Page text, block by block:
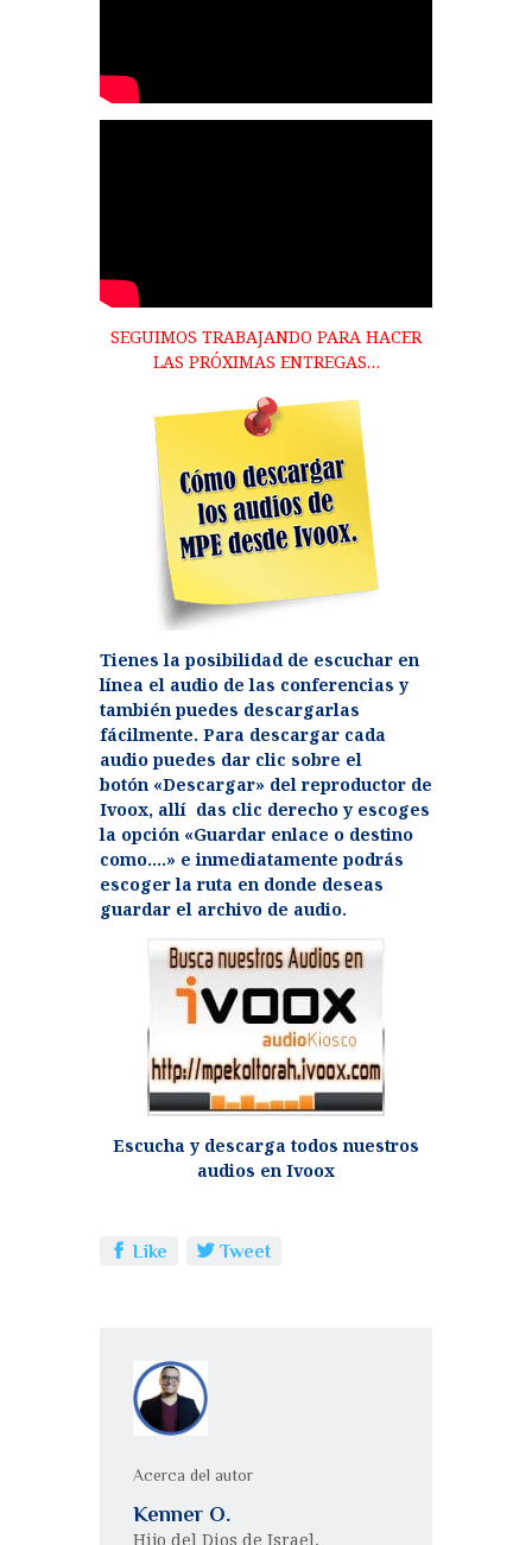
SEGUIMOS TRABAJANDO PARA HACER
LAS PRÓXIMAS ENTREGAS…
Tienes la posibilidad de escuchar en
línea el audio de las conferencias y
también puedes descargarlas
fácilmente. Para descargar cada
audio puedes dar clic sobre el
botón «Descargar» del reproductor de
Ivoox, allí das clic derecho y escoges
la opción «Guardar enlace o destino
como….» e inmediatamente podrás
escoger la ruta en donde deseas
guardar el archivo de audio.
Escucha y descarga todos nuestros
audios en Ivoox
Like Tweet
Acerca del autor
Kenner O.
Hijo del Dios de Israel,